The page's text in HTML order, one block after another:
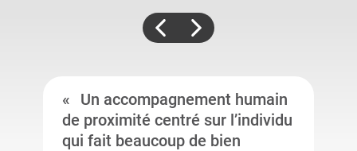
Un accompagnement humain
de proximité centré sur l’individu
qui fait beaucoup de bien